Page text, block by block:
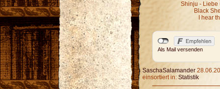
Shinju - Liebe
Black
I hear
Als Mail versenden
SaschaSalamander
einsortiert in: Statistik